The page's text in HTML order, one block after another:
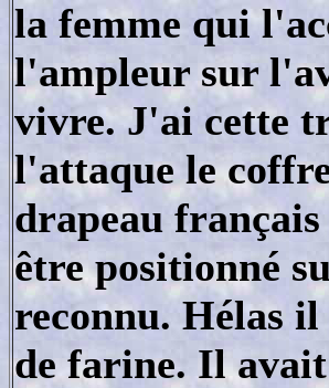
la femme qui
l'ampleur sur
vivre. J'ai cette
l'attaque le
drapeau
être positionné
reconnu. Hélas
de farine. Il avait